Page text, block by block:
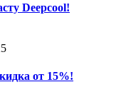
Deepcool!
от 15%!